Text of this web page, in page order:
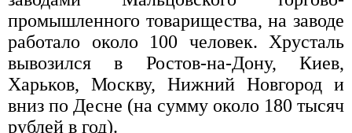
промышленного товарищества, на заводе
работало около 100 человек. Хрусталь
вывозился в Ростов-на-Дону, Киев,
Харьков, Москву, Нижний Новгород и
вниз по Десне (на сумму около 180 тысяч
рублей в год).